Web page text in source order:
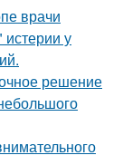
врачи
у
решение